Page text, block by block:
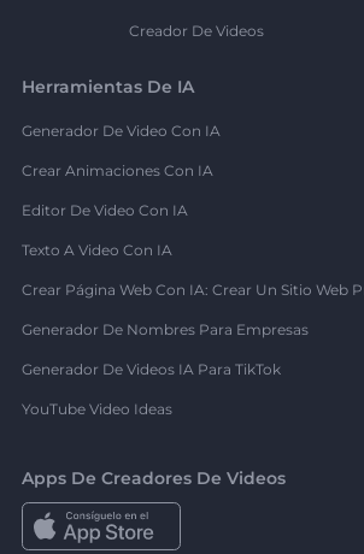
Creador De Videos
Herramientas De IA
Generador De Video Con IA
Crear Animaciones Con IA
Editor De Video Con IA
Texto A Video Con IA
Crear Página Web Con IA: Crear Un Sitio Web
Generador De Nombres Para Empresas
Generador De Videos IA Para TikTok
YouTube Video Ideas
Apps De Creadores De Videos